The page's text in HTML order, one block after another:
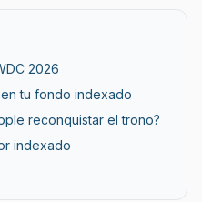
2026
tu fondo indexado
reconquistar el trono?
indexado